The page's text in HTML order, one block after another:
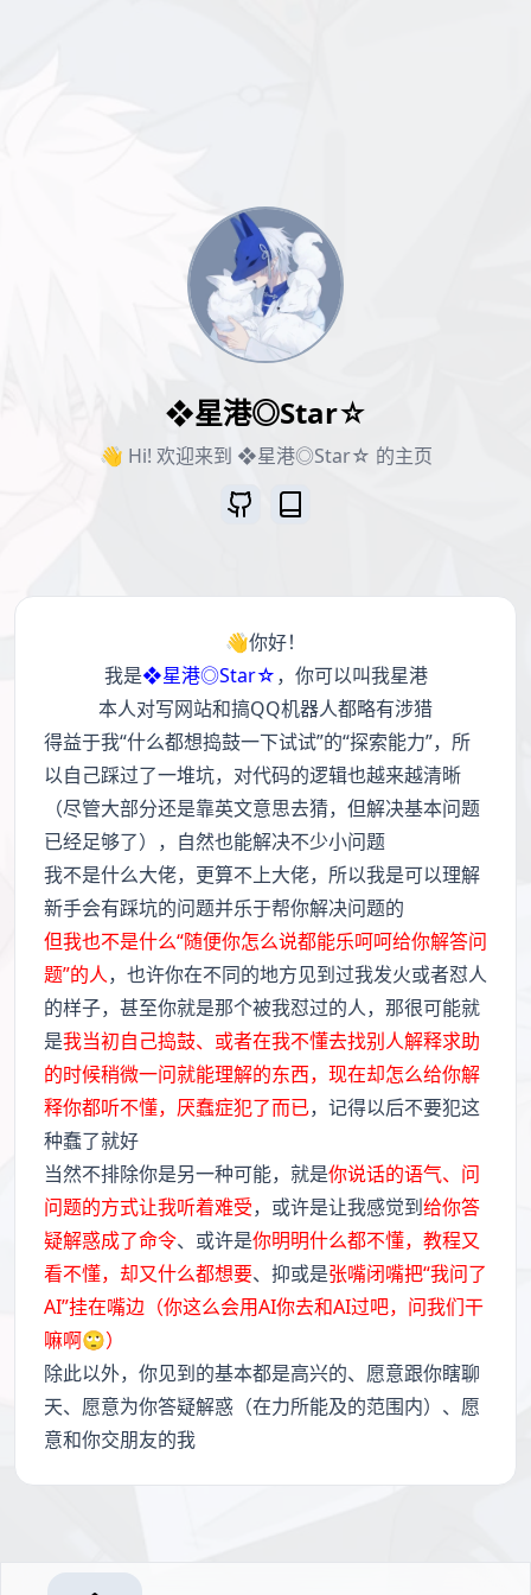
❖星港◎Star☆
👋 Hi! 欢迎来到 ❖星港◎Star☆ 的主页
👋你好！
我是❖星港◎Star☆，你可以叫我星港
本人对写网站和搞QQ机器人都略有涉猎
得益于我“什么都想捣鼓一下试试”的“探索能力”，所
以自己踩过了一堆坑，对代码的逻辑也越来越清晰
（尽管大部分还是靠英文意思去猜，但解决基本问题
已经足够了），自然也能解决不少小问题
我不是什么大佬，更算不上大佬，所以我是可以理解
新手会有踩坑的问题并乐于帮你解决问题的
但我也不是什么“随便你怎么说都能乐呵呵给你解答问
题”的人，也许你在不同的地方见到过我发火或者怼人
的样子，甚至你就是那个被我怼过的人，那很可能就
是我当初自己捣鼓、或者在我不懂去找别人解释求助
的时候稍微一问就能理解的东西，现在却怎么给你解
释你都听不懂，厌蠢症犯了而已，记得以后不要犯这
种蠢了就好
当然不排除你是另一种可能，就是你说话的语气、问
问题的方式让我听着难受，或许是让我感觉到给你答
疑解惑成了命令、或许是你明明什么都不懂，教程又
看不懂，却又什么都想要、抑或是张嘴闭嘴把“我问了
AI”挂在嘴边（你这么会用AI你去和AI过吧，问我们干
嘛啊🙄）
除此以外，你见到的基本都是高兴的、愿意跟你瞎聊
天、愿意为你答疑解惑（在力所能及的范围内）、愿
意和你交朋友的我